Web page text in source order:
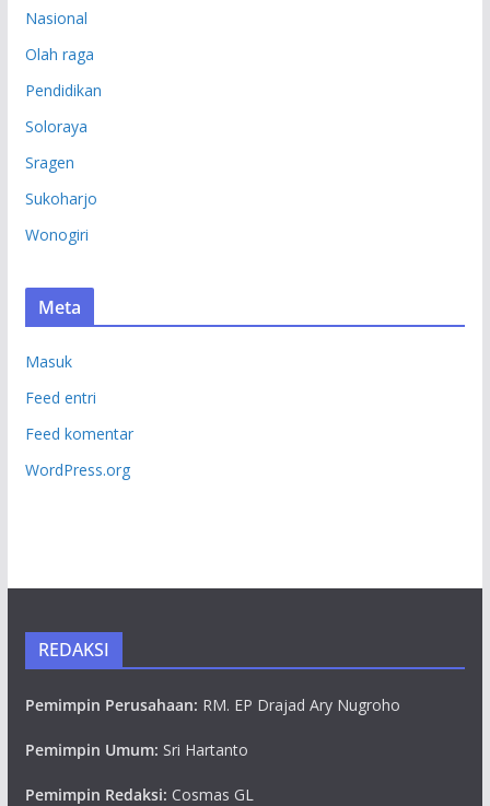
Nasional
Olah raga
Pendidikan
Soloraya
Sragen
Sukoharjo
Wonogiri
Meta
Masuk
Feed entri
Feed komentar
WordPress.org
REDAKSI
Pemimpin Perusahaan: RM. EP Drajad Ary Nugroho
Pemimpin Umum: Sri Hartanto
Pemimpin Redaksi: Cosmas GL